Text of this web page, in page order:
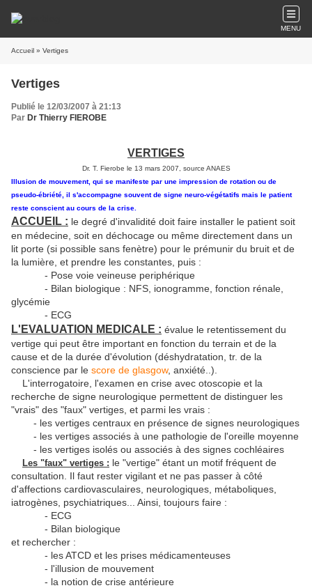
MENU
Accueil » Vertiges
Vertiges
Publié le 12/03/2007 à 21:13
Par Dr Thierry FIEROBE
VERTIGES
Dr. T. Fierobe le 13 mars 2007, source ANAES
Illusion de mouvement, qui se manifeste par une impression de rotation ou de
pseudo-ébriété, il s'accompagne souvent de signe neuro-végétatifs mais le patient
reste conscient au cours de la crise.
ACCUEIL : le degré d'invalidité doit faire installer le patient soit
en médecine, soit en déchocage ou même directement dans un
lit porte (si possible sans fenètre) pour le prémunir du bruit et de
la lumière, et prendre les constantes, puis :
- Pose voie veineuse periphérique
- Bilan biologique : NFS, ionogramme, fonction rénale,
glycémie
- ECG
L'EVALUATION MEDICALE : évalue le retentissement du
vertige qui peut être important en fonction du terrain et de la
cause et de la durée d'évolution (déshydratation, tr. de la
conscience par le score de glasgow, anxiété..).
L'interrogatoire, l'examen en crise avec otoscopie et la
recherche de signe neurologique permettent de distinguer les
"vrais" des "faux" vertiges, et parmi les vrais :
- les vertiges centraux en présence de signes neurologiques
- les vertiges associés à une pathologie de l'oreille moyenne
- les vertiges isolés ou associés à des signes cochléaires
Les "faux" vertiges : le "vertige" étant un motif fréquent de
consultation. Il faut rester vigilant et ne pas passer à côté
d'affections cardiovasculaires, neurologiques, métaboliques,
iatrogènes, psychiatriques... Ainsi, toujours faire :
- ECG
- Bilan biologique
et rechercher :
- les ATCD et les prises médicamenteuses
- l'illusion de mouvement
- la notion de crise antérieure